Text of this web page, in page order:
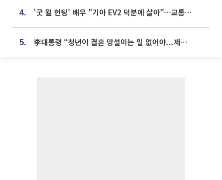
4. '굿 윌 헌팅' 배우 "기아 EV2 덕분에 살아"…교통사고 후 안전성 극찬
5. 李대통령 “청년이 결혼 망설이는 일 없어야...제도상 불이익 조사”